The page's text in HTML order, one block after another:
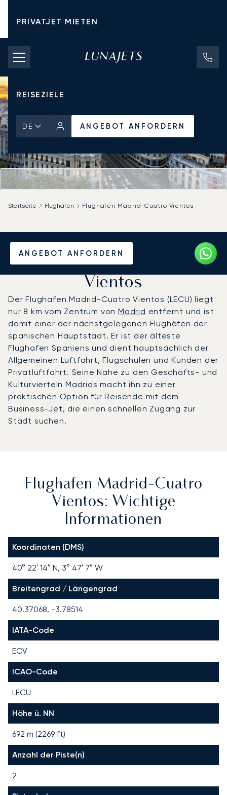
PRIVATJET MIETEN
CHARTERPREISE
PRIVATJETS
REISEZIELE
DE ANGEBOT ANFORDERN
ANGEBOT ANFORDERN
Startseite Flughäfen Flughafen Madrid-Cuatro Vientos
Privatjet chartern zum
Flughafen Madrid-Cuatro
Vientos
Der Flughafen Madrid-Cuatro Vientos (LECU) liegt
nur 8 km vom Zentrum vonMadrid entfernt und ist
damit einer der nächstgelegenen Flughäfen der
spanischen Hauptstadt. Er ist der älteste
Flughafen Spaniens und dient hauptsächlich der
Allgemeinen Luftfahrt, Flugschulen und Kunden der
Privatluftfahrt. Seine Nähe zu den Geschäfts- und
Kulturvierteln Madrids macht ihn zu einer
praktischen Option für Reisende mit dem
Business-Jet, die einen schnellen Zugang zur
Stadt suchen.
Flughafen Madrid-Cuatro
Vientos: Wichtige
Informationen
Koordinaten (DMS)
40° 22′ 14″ N, 3° 47′ 7″ W
Breitengrad / Längengrad
40.37068, -3.78514
IATA-Code
ECV
ICAO-Code
LECU
Höhe ü. NN
692 m (2269 ft)
Anzahl der Piste(n)
2